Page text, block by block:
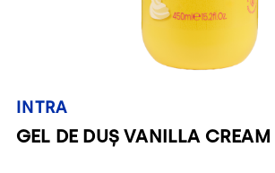
INTRA
GEL DE DUȘ VANILLA CREAM